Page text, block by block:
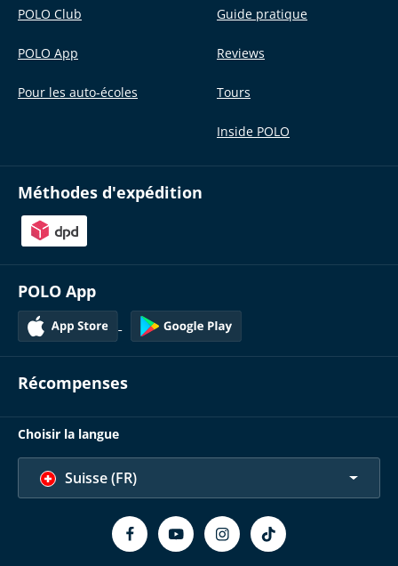
POLO Club
POLO App
Pour les auto-écoles
Guide pratique
Reviews
Tours
Inside POLO
Méthodes d'expédition
POLO App
Récompenses
Choisir la langue
Suisse (FR)